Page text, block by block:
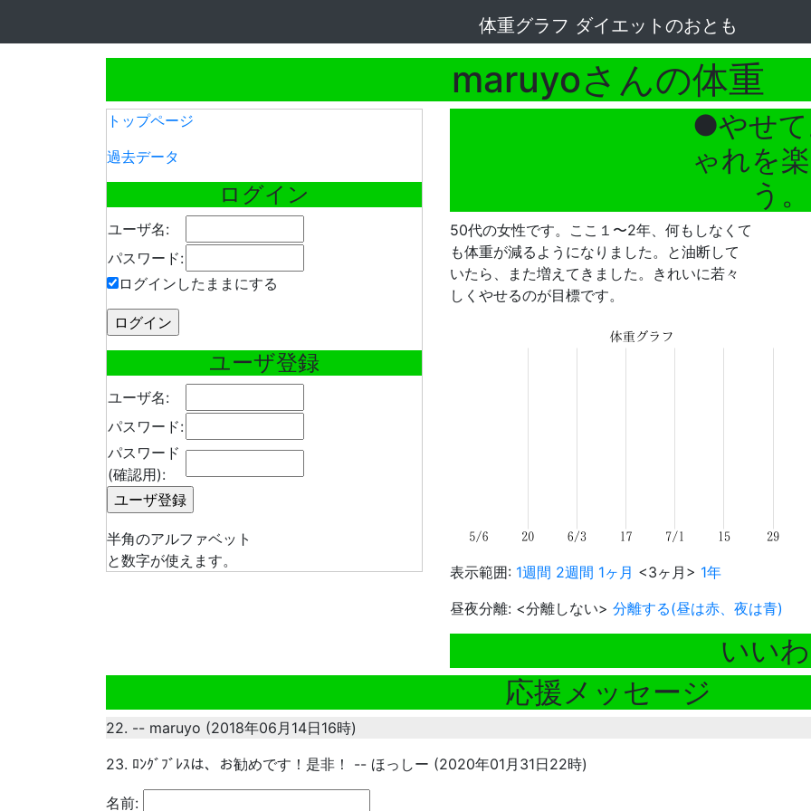
体重グラフ ダイエットのおとも
maruyoさんの体重
トップページ
過去データ
ログイン
ユーザ名:
パスワード:
ログインしたままにする
ユーザ登録
ユーザ名:
パスワード:
パスワード
(確認用):
半角のアルファベット
と数字が使えます。
●やせ
ゃれを
う。
50代の女性です。ここ１〜2年、何もしなくて
も体重が減るようになりました。と油断して
いたら、また増えてきました。きれいに若々
しくやせるのが目標です。
表示範囲: 1週間 2週間 1ヶ月 <3ヶ月> 1年
昼夜分離: <分離しない> 分離する(昼は赤、夜は青)
いい
応援メッセージ
22. -- maruyo (2018年06月14日16時)
23. ﾛﾝｸﾞﾌﾞﾚｽは、お勧めです！是非！ -- ほっしー (2020年01月31日22時)
名前: